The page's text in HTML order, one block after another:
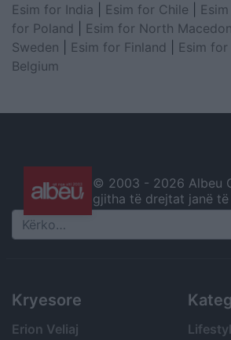
Esim for India
Esim for Chile
for Poland
Esim for North
Sweden
Esim for Finland Esim
Belgium
© 2003 - 2026 Albeu
gjitha të drejtat janë të
Search
Kryesore
Erion Veliaj